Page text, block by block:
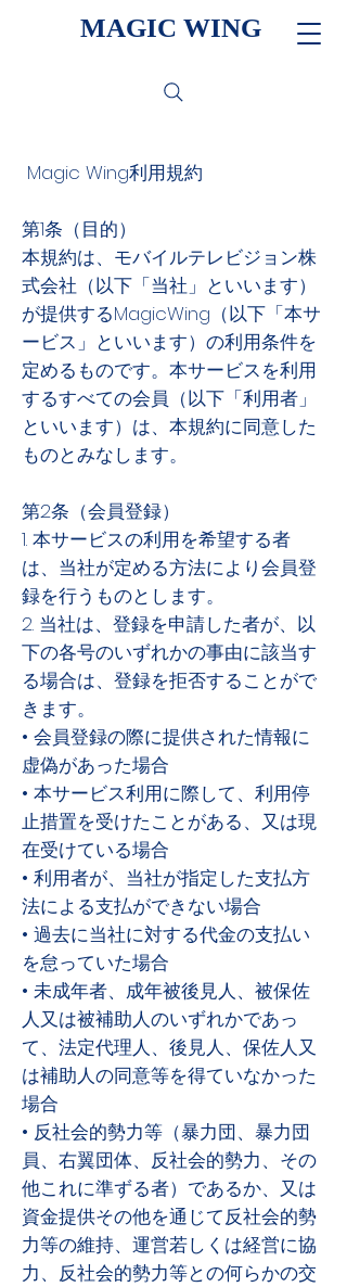
MAGIC WING
Magic Wing利用規約
第1条（目的）
本規約は、モバイルテレビジョン株
式会社（以下「当社」といいます）
が提供するMagicWing（以下「本サ
ービス」といいます）の利用条件を
定めるものです。本サービスを利用
するすべての会員（以下「利用者」
といいます）は、本規約に同意した
ものとみなします。
第2条（会員登録）
1. 本サービスの利用を希望する者
は、当社が定める方法により会員登
録を行うものとします。
2. 当社は、登録を申請した者が、以
下の各号のいずれかの事由に該当す
る場合は、登録を拒否することがで
きます。
• 会員登録の際に提供された情報に
虚偽があった場合
• 本サービス利用に際して、利用停
止措置を受けたことがある、又は現
在受けている場合
• 利用者が、当社が指定した支払方
法による支払ができない場合
• 過去に当社に対する代金の支払い
を怠っていた場合
• 未成年者、成年被後見人、被保佐
人又は被補助人のいずれかであっ
て、法定代理人、後見人、保佐人又
は補助人の同意等を得ていなかった
場合
• 反社会的勢力等（暴力団、暴力団
員、右翼団体、反社会的勢力、その
他これに準ずる者）であるか、又は
資金提供その他を通じて反社会的勢
力等の維持、運営若しくは経営に協
力、反社会的勢力等との何らかの交